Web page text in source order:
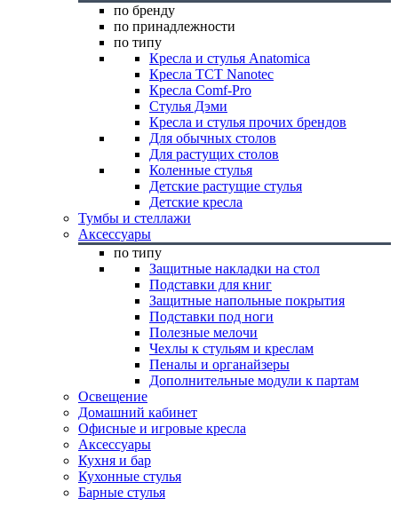
по бренду
по принадлежности
по типу
Кресла и стулья Anatomica
Кресла TCT Nanotec
Кресла Comf-Pro
Стулья Дэми
Кресла и стулья прочих брендов
Для обычных столов
Для растущих столов
Коленные стулья
Детские растущие стулья
Детские кресла
Тумбы и стеллажи
Аксессуары
по типу
Защитные накладки на стол
Подставки для книг
Защитные напольные покрытия
Подставки под ноги
Полезные мелочи
Чехлы к стульям и креслам
Пеналы и органайзеры
Дополнительные модули к партам
Освещение
Домашний кабинет
Офисные и игровые кресла
Аксессуары
Кухня и бар
Кухонные стулья
Барные стулья